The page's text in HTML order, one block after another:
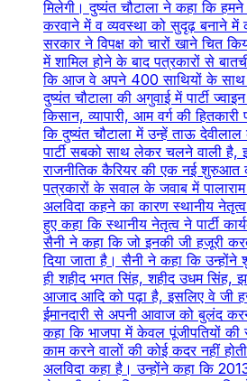
मिलेगी। दुष्यंत चौटाला ने कहा कि
करवाने में व व्यवस्था को सुदृढ़ बनाने में
सरकार ने विपक्ष को चारों खाने चित
में शामिल होने के बाद पत्रकारों से
कि आज वे अपने 400 साथियों के साथ
दुष्यंत चौटाला की अगुवाई में पार्टी
किसान, व्यापारी, आम वर्ग की
कि दुष्यंत चौटाला में उन्हें ताऊ
पार्टी सबको साथ लेकर चलने वाली है,
राजनीतिक कैरियर की एक नई शुरुआत
पत्रकारों के सवाल के जवाब में
अलविदा कहने का कारण स्थानीय
हुए कहा कि स्थानीय नेतृत्व ने पार्टी
सैनी ने कहा कि जो इनकी जी हजूरी
दिया जाता है। सैनी ने कहा कि
ही शहीद भगत सिंह, शहीद उधम सिंह,
आजाद आदि को पढ़ा है, इसलिए वे जी
ईमानदारी से अपनी आवाज को बुलंद
कहा कि भाजपा में केवल पूंजीपतियों की
काम करने वालों की कोई कदर नहीं होती
अलविदा कहा है। उन्होंने कहा कि 2013